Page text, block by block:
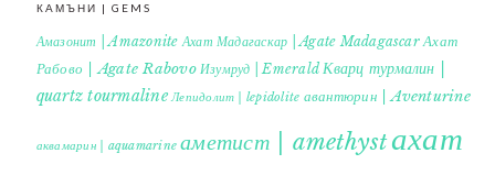
КАМЪНИ | GEMS
Амазонит | Amazonite Ахат Мадагаскар | Agate Madagascar Ахат
Рабово | Agate Rabovo Изумруд | Emerald Кварц турмалин |
quartz tourmaline Лепидолит | lepidolite авантюрин | Aventurine
аквамарин | aquamarine аметист | amethystахат